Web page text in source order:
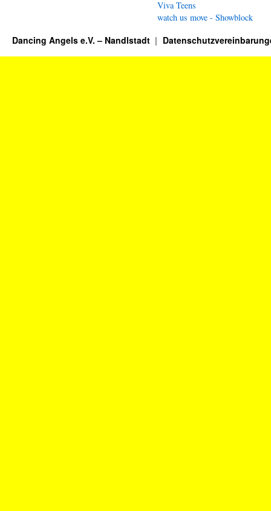
Viva Teens
watch us move - Showblock
Dancing Angels e.V. – Nandlstadt